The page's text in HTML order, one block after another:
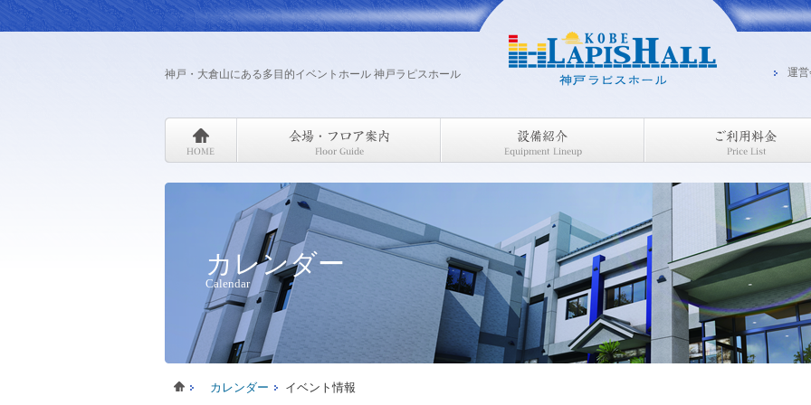
神戸・大倉山にある多目的イベントホール 神戸ラピスホール 運
カレンダー
Calendar
カレンダー イベント情報